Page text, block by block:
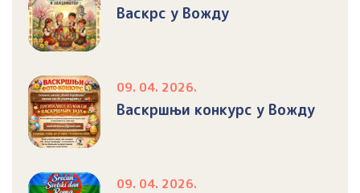
Васкрс у Вожду
09. 04. 2026.
Васкршњи конкурс у Вожду
09. 04. 2026.